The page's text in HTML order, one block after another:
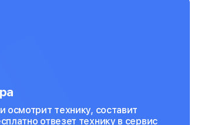
осмотрит технику, составит
отвезет технику в сервис